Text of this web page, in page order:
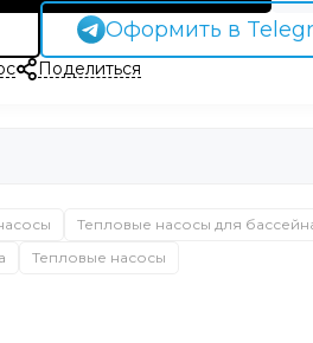
Оформить в
Поделиться
Тепловые насосы для
Тепловые насосы